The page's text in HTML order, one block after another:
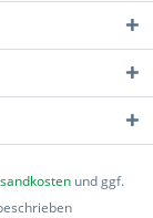
und ggf.